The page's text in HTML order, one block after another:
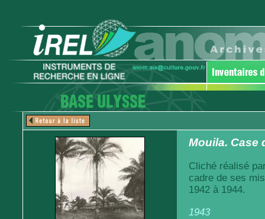
Mouila. Case
Cliché réalisé
cadre de ses
1942 à 1944.
1943